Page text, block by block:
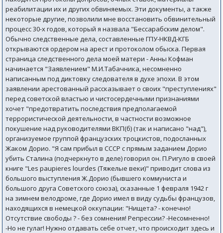
реабилитации их и других обвиняемых. Эти документы, а также
некоторые другие, позволили мне восстановить обвинительный
процесс 30-х годов, который я назвала "Бессарабским делом".
Обычно следственные дела, составленные ГПУ-НКВД-КГБ
открываются ордером на арест и протоколом обыска. Первая
страница следственного дела моей матери - Анны Кофман
начинается "Заявлением" М.И.Табачника, несомненно
написанным под диктовку следователя в духе эпохи. В этом
заявлении арестованный рассказывает о своих "преступлениях"
перед советской властью и чистосердечными признаниями
хочет "предотвратить последствия предполагаемой
террористической деятельности, в частности возможное
покушение над руководителями ВКП(б) (так и написано "над"),
организуемое группой французских троцкистов, подосланных
Жаком Дорио. "Я сам прибыл в СССР с прямым заданием Дорио
убить Сталина (подчеркнуто в деле) говорил он. П.Ригуло в своей
книге "Les paupieres lourdes (Тяжелые веки)" приводит слова из
большого выступления Ж.Дорио (бывшего коммуниста и
большого друга Советского союза), сказанные 1 февраля 1942 г
на зимнем велодроме, где Дорио имел в виду судьбы французов,
находящихся в немецкой оккупации: "Нищета? - конечно!
Отсутствие свободы ? - без сомнения! Репрессии? -Несомненно!
-Но не гулаг! Нужно отдавать себе отчет, что происходит здесь и